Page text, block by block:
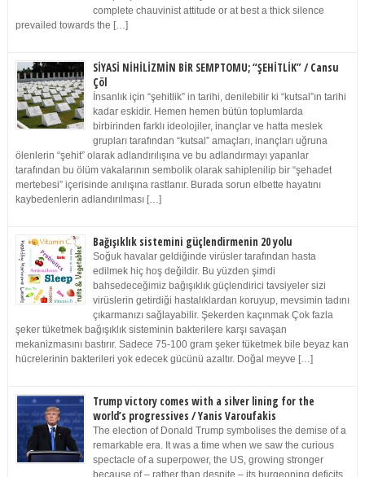
complete chauvinist attitude or at best a thick silence
prevailed towards the […]
SİYASİ NİHİLİZMİN BİR SEMPTOMU; “ŞEHİTLİK” / Cansu
Çöl
İnsanlık için “şehitlik” in tarihi, denilebilir ki “kutsal”ın tarihi
kadar eskidir. Hemen hemen bütün toplumlarda
birbirinden farklı ideolojiler, inançlar ve hatta meslek
grupları tarafından “kutsal” amaçları, inançları uğruna
ölenlerin “şehit” olarak adlandırılışına ve bu adlandırmayı yapanlar
tarafından bu ölüm vakalarının sembolik olarak sahiplenilip bir “şehadet
mertebesi” içerisinde anılışına rastlanır. Burada sorun elbette hayatını
kaybedenlerin adlandırılması […]
Bağışıklık sistemini güçlendirmenin 20 yolu
Soğuk havalar geldiğinde virüsler tarafından hasta
edilmek hiç hoş değildir. Bu yüzden şimdi
bahsedeceğimiz bağışıklık güçlendirici tavsiyeler sizi
virüslerin getirdiği hastalıklardan koruyup, mevsimin tadını
çıkarmanızı sağlayabilir. Şekerden kaçınmak Çok fazla
şeker tüketmek bağışıklık sisteminin bakterilere karşı savaşan
mekanizmasını bastırır. Sadece 75-100 gram şeker tüketmek bile beyaz kan
hücrelerinin bakterileri yok edecek gücünü azaltır. Doğal meyve […]
Trump victory comes with a silver lining for the
world’s progressives / Yanis Varoufakis
The election of Donald Trump symbolises the demise of a
remarkable era. It was a time when we saw the curious
spectacle of a superpower, the US, growing stronger
because of – rather than despite – its burgeoning deficits.